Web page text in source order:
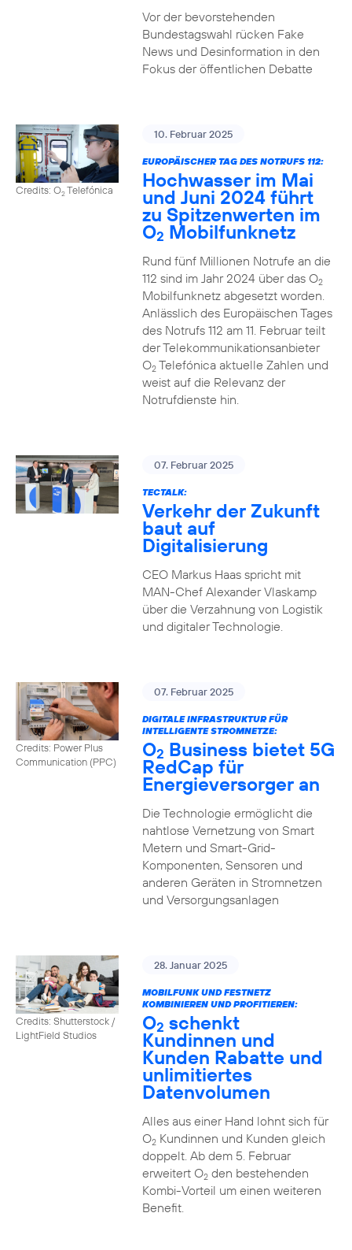
Vor der bevorstehenden
Bundestagswahl rücken Fake
News und Desinformation in den
Fokus der öffentlichen Debatte
Credits: O2Telefónica
10. Februar 2025
EUROPÄISCHER TAG DES NOTRUFS 112:
Hochwasser im Mai
und Juni 2024 führt
zu Spitzenwerten im
O2 Mobilfunknetz
Rund fünf Millionen Notrufe an die
112 sind im Jahr 2024 über das O2
Mobilfunknetz abgesetzt worden.
Anlässlich des Europäischen Tages
des Notrufs 112 am 11. Februar teilt
der Telekommunikationsanbieter
O2Telefónica aktuelle Zahlen und
weist auf die Relevanz der
Notrufdienste hin.
07. Februar 2025
TECTALK:
Verkehr der Zukunft
baut auf
Digitalisierung
CEO Markus Haas spricht mit
MAN-Chef Alexander Vlaskamp
über die Verzahnung von Logistik
und digitaler Technologie.
Credits: Power Plus
Communication (PPC)
07. Februar 2025
DIGITALE INFRASTRUKTUR FÜR
INTELLIGENTE STROMNETZE:
O2 Business bietet 5G
RedCap für
Energieversorger an
Die Technologie ermöglicht die
nahtlose Vernetzung von Smart
Metern und Smart-Grid-
Komponenten, Sensoren und
anderen Geräten in Stromnetzen
und Versorgungsanlagen
Credits: Shutterstock /
LightField Studios
28. Januar 2025
MOBILFUNK UND FESTNETZ
KOMBINIEREN UND PROFITIEREN:
O2 schenkt
Kundinnen und
Kunden Rabatte und
unlimitiertes
Datenvolumen
Alles aus einer Hand lohnt sich für
O2Kundinnen und Kunden gleich
doppelt. Ab dem 5. Februar
erweitert O2den bestehenden
Kombi-Vorteil um einen weiteren
Benefit.